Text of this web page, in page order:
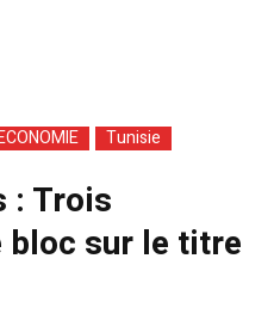
Tunisie
: Trois
sur le titre